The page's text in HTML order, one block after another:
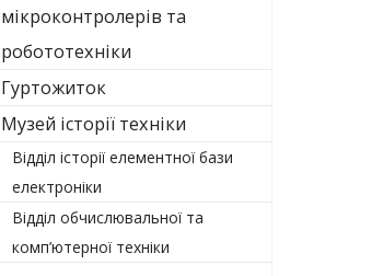
мікроконтролерів та
робототехніки
Гуртожиток
Музей історії техніки
Відділ історії елементної бази
електроніки
Відділ обчислювальної та
комп’ютерної техніки